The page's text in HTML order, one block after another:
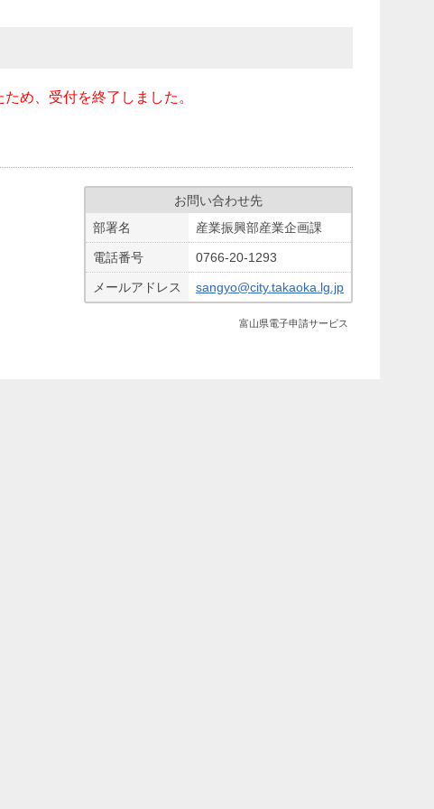
め、受付を終了しました。
お問い合わせ先
部署名
産業振興部産業企画課
電話番号 0766-20-1293
メールアドレス sangyo@city.takaoka.lg.jp
富山県電子申請サービス